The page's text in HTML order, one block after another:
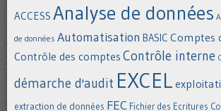
ACCESS Analyse de données
de données Automatisation BASIC Comptes
Contrôle des comptes Contrôle interne
démarche d'audit EXCEL
extraction de données FEC Fichier des Ecritures